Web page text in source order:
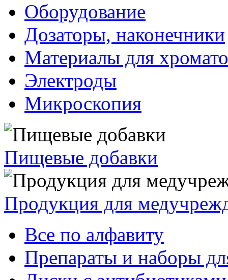
Оборудование
Дозаторы, наконечники
Материалы для
Электроды
Микроскопия
Пищевые добавки
Продукция для
Все по алфавиту
Препараты и наборы